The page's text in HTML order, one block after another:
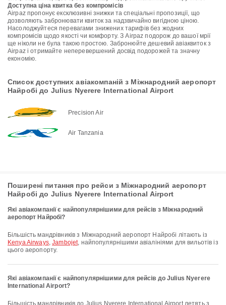
Доступна ціна квитка без компромісів
Airpaz пропонує ексклюзивні знижки та спеціальні пропозиції, що
дозволяють забронювати квиток за надзвичайно вигідною ціною.
Насолоджуйтеся перевагами знижених тарифів без жодних
компромісів щодо якості чи комфорту. З Airpaz подорож до вашої мрії
ще ніколи не була такою простою. Забронюйте дешевий авіаквиток з
Airpaz і отримайте неперевершений досвід подорожей та значну
економію.
Список доступних авіакомпаній з Міжнародний аеропорт
Найробі до Julius Nyerere International Airport
Precision Air
Air Tanzania
Поширені питання про рейси з Міжнародний аеропорт
Найробі до Julius Nyerere International Airport
Які авіакомпанії є найпопулярнішими для рейсів з Міжнародний
аеропорт Найробі?
Більшість мандрівників з Міжнародний аеропорт Найробі літають із
Kenya Airways,Jambojet, найпопулярнішими авіалініями для вильотів із
цього аеропорту.
Які авіакомпанії є найпопулярнішими для рейсів до Julius Nyerere
International Airport?
Більшість мандрівників до Julius Nyerere International Airport летять з